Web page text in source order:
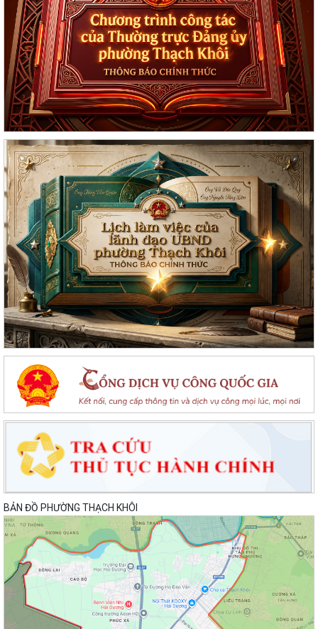
BẢN ĐỒ PHƯỜNG THẠCH KHÔI
Lan toả đạo lý "Uống nước nhớ nguồn" tại Trung tâm Phục vụ hành
chính công phường Thạch Khôi: Hướng...
Nâng cao kỹ năng sử dụng Internet, mạng xã hội an toàn cho trẻ em,